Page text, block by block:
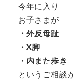
今年に入り
お子さまが
・外反母趾
・X脚
・内また歩き
というご相談